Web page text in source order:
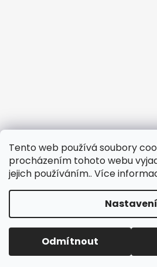
Tento web používá soubory
procházením tohoto webu
jejich používáním.. Více
Nastavení
Odmítnout
Copyright 20263dfun.cz .